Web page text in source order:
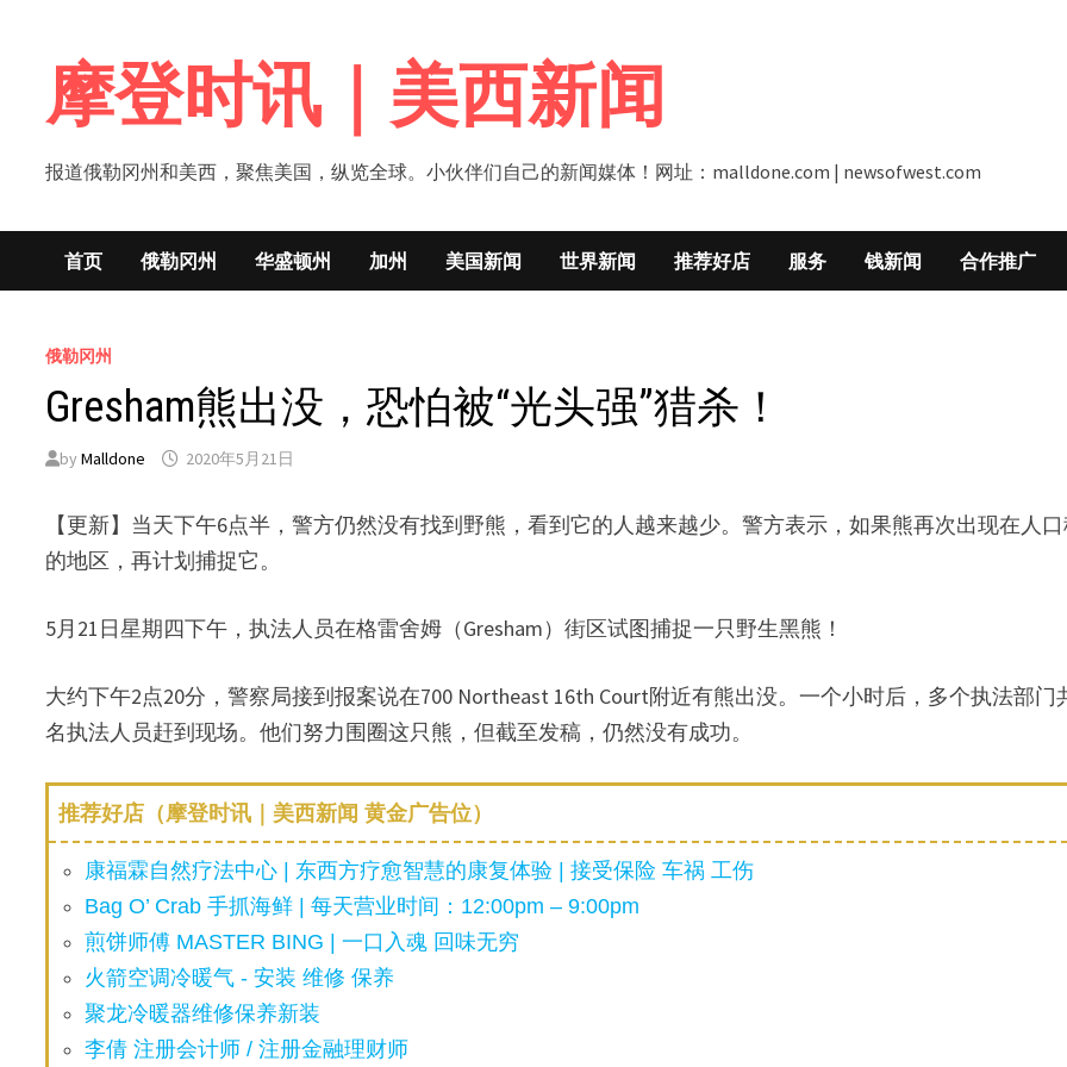
content摩登时讯｜美西新闻
报道俄勒冈州和美西，聚焦美国，纵览全球。小伙伴们自己的新闻媒体！网址：malldone.com | newsofwest.com
首页 俄勒冈州 华盛顿州 加州 美国新闻 世界新闻 推荐好店 服务 钱新闻 合作推广
俄勒冈州
Gresham熊出没，恐怕被“光头强”猎杀！
byMalldone 2020年5月21日
【更新】当天下午6点半，警方仍然没有找到野熊，看到它的人越来越少。警方表示，如果熊再次出现在人
的地区，再计划捕捉它。
5月21日星期四下午，执法人员在格雷舍姆（Gresham）街区试图捕捉一只野生黑熊！
大约下午2点20分，警察局接到报案说在700 Northeast 16th Court附近有熊出没。一个小时后，多个执法部门
名执法人员赶到现场。他们努力围圈这只熊，但截至发稿，仍然没有成功。
推荐好店（摩登时讯｜美西新闻 黄金广告位）
康福霖自然疗法中心 | 东西方疗愈智慧的康复体验 | 接受保险 车祸 工伤
Bag O’ Crab 手抓海鲜 | 每天营业时间：12:00pm – 9:00pm
煎饼师傅 MASTER BING | 一口入魂 回味无穷
火箭空调冷暖气 - 安装 维修 保养
聚龙冷暖器维修保养新装
李倩 注册会计师 / 注册金融理财师